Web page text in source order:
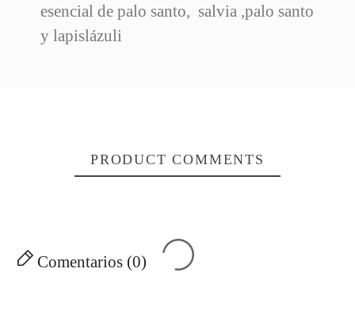
esencial de palo santo, salvia ,palo santo
y lapislázuli
Referencia
PRODUCT COMMENTS
Comentarios (0)